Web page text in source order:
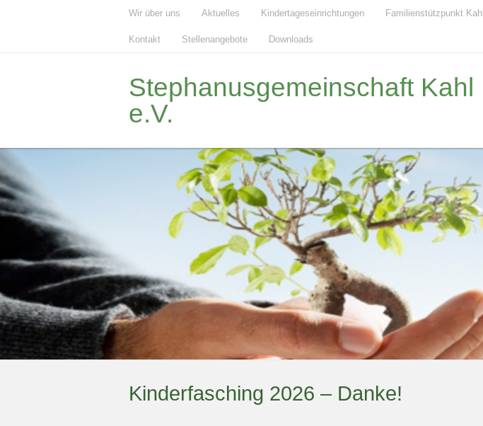
Wir über uns Aktuelles Kindertageseinrichtungen Familienstützpunkt Kahl
Kontakt Stellenangebote Downloads
Stephanusgemeinschaft Kahl
e.V.
Kinderfasching 2026 – Danke!